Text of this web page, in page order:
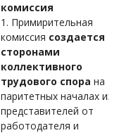
комиссия
1. Примирительная
комиссия создается
сторонами
коллективного
трудового спора на
паритетных началах из
представителей от
работодателя и